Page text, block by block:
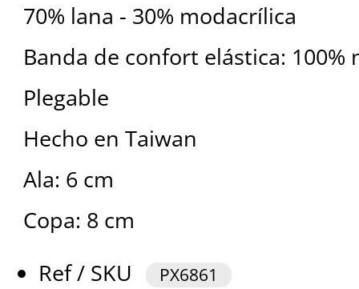
70% lana - 30% modacrílica
Banda de confort elástica: 100%
Plegable
Hecho en Taiwan
Ala: 6 cm
Copa: 8 cm
Ref / SKU
PX6861